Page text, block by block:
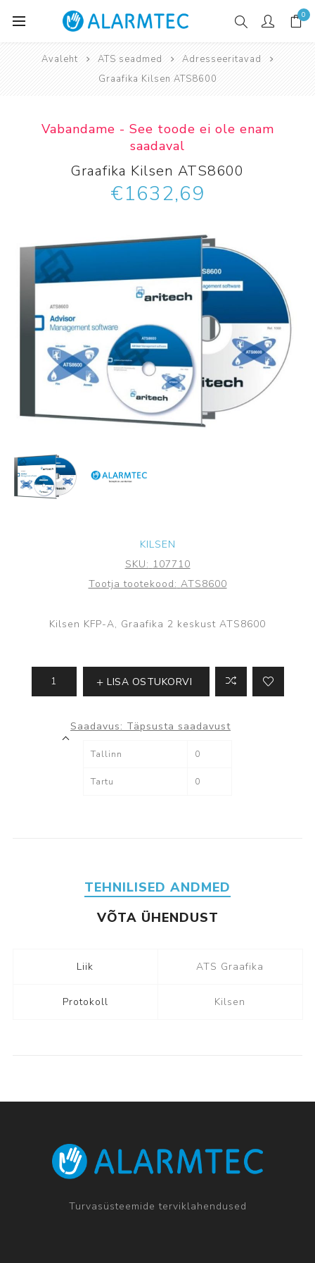
0
Avaleht ATS seadmed
Adresseeritavad
Graafika Kilsen ATS8600
Vabandame - See toode ei ole enam
saadaval
Graafika Kilsen ATS8600
€1632,69
KILSEN
SKU: 107710
Tootja tootekood: ATS8600
Kilsen KFP-A, Graafika 2 keskust ATS8600
LISA OSTUKORVI
Saadavus: Täpsusta saadavust
Tallinn 0
Tartu 0
TEHNILISED ANDMED
VÕTA ÜHENDUST
Liik ATS Graafika
Protokoll Kilsen
Turvasüsteemide terviklahendused